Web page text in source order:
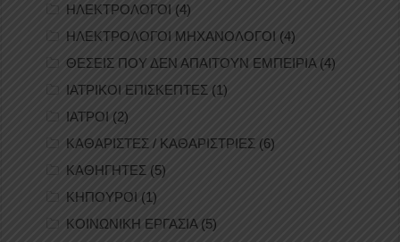
ΗΛΕΚΤΡΟΛΟΓΟΙ (4)
ΗΛΕΚΤΡΟΛΟΓΟΙ ΜΗΧΑΝΟΛΟΓΟΙ (4)
ΘΕΣΕΙΣ ΠΟΥ ΔΕΝ ΑΠΑΙΤΟΥΝ ΕΜΠΕΙΡΙΑ (4)
ΙΑΤΡΙΚΟΙ ΕΠΙΣΚΕΠΤΕΣ (1)
ΙΑΤΡΟΙ (2)
ΚΑΘΑΡΙΣΤΕΣ / ΚΑΘΑΡΙΣΤΡΙΕΣ (6)
ΚΑΘΗΓΗΤΕΣ (5)
ΚΗΠΟΥΡΟΙ (1)
ΚΟΙΝΩΝΙΚΗ ΕΡΓΑΣΙΑ(5)